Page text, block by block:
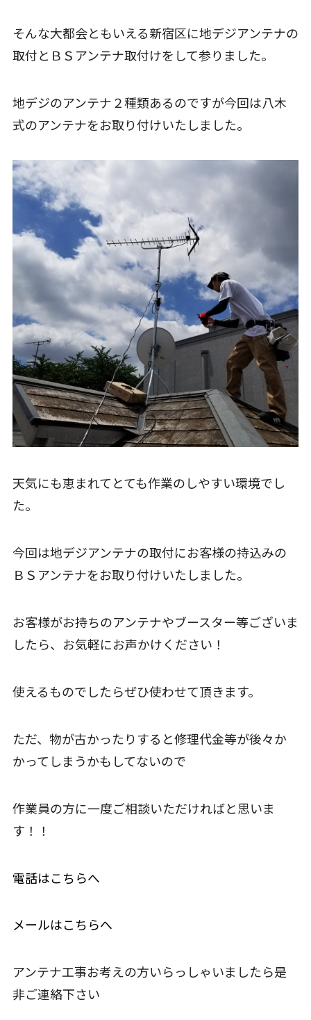
そんな大都会ともいえる新宿区に地デジアンテナの
取付とＢＳアンテナ取付けをして参りました。
地デジのアンテナ２種類あるのですが今回は八木
式のアンテナをお取り付けいたしました。
天気にも恵まれてとても作業のしやすい環境でし
た。
今回は地デジアンテナの取付にお客様の持込みの
ＢＳアンテナをお取り付けいたしました。
お客様がお持ちのアンテナやブースター等ございま
したら、お気軽にお声かけください！
使えるものでしたらぜひ使わせて頂きます。
ただ、物が古かったりすると修理代金等が後々か
かってしまうかもしてないので
作業員の方に一度ご相談いただければと思いま
す！！
電話はこちらへ
メールはこちらへ
アンテナ工事お考えの方いらっしゃいましたら是
非ご連絡下さい